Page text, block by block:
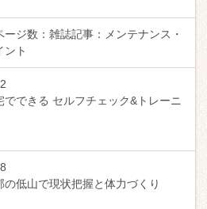
ージ数： 雑誌記事：
メンテナンス・
ント
でできる セルフチェック&トレーニ
の低山で現状把握と体力づくり